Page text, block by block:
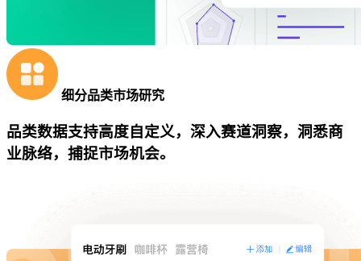
细分品类市场研究
品类数据支持高度自定义，深入赛道洞察，洞悉商
业脉络，捕捉市场机会。